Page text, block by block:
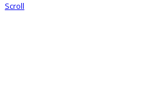
Scroll